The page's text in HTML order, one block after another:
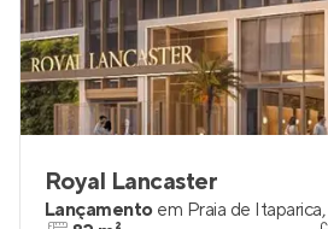
Royal Lancaster
Lançamento em Praia de Itaparica,